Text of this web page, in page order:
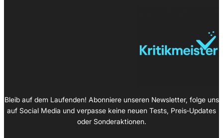
Bleib auf dem Laufenden! Abonniere unseren Newsletter, folge uns
auf Social Media und verpasse keine neuen Tests, Preis‑Updates
oder Sonderaktionen.